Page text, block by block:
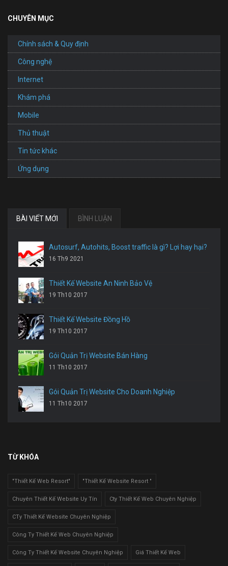
CHUYÊN MỤC
Chính sách & Quy định
Công nghệ
Internet
Khám phá
Mobile
Thủ thuật
Tin tức khác
Ứng dụng
BÀI VIẾT MỚI BÌNH LUẬN
Autosurf, Autohits, Boost traffic là gì? Lợi hay hại?
16 Th9 2021
Thiết Kế Website An Ninh Bảo Vệ
19 Th10 2017
Thiết Kế Website Đồng Hồ
19 Th10 2017
Gói Quản Trị Website Bán Hàng
11 Th10 2017
Gói Quản Trị Website Cho Doanh Nghiệp
11 Th10 2017
TỪ KHÓA
"Thiết Kế Web Resort" "Thiết Kế Website Resort "
Chuyên Thiết Kế Website Uy Tín Cty Thiết Kế Web Chuyên Nghiệp
CTy Thiết Kế Website Chuyên Nghiệp
Công Ty Thiết Kế Web Chuyên Nghiệp
Công Ty Thiết Kế Website Chuyên Nghiệp Giá Thiết Kế Web